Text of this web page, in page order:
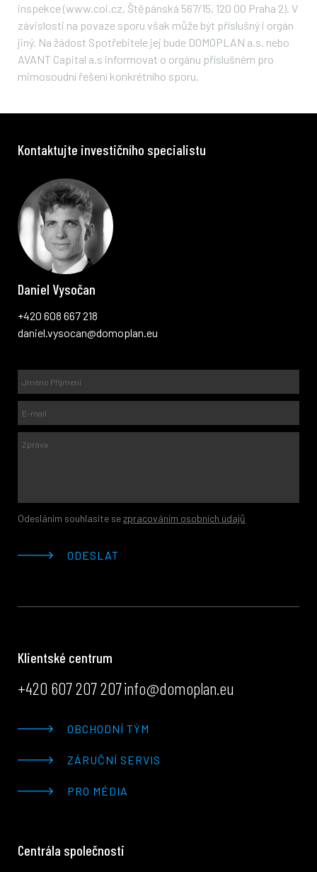
inspekce (www.coi.cz, Štěpánská 567/15, 120 00 Praha 2). V
závislosti na povaze sporu však může být příslušný i orgán
jiný. Na žádost Spotřebitele jej bude DOMOPLAN a.s. nebo
AVANT Capital a.s informovat o orgánu příslušném pro
mimosoudní řešení konkrétního sporu.
Kontaktujte investičního specialistu
Daniel Vysočan
+420 608 667 218
daniel.vysocan@domoplan.eu
Odesláním souhlasíte sezpracováním osobních údajů
ODESLAT
Klientské centrum
+420 607 207 207info@domoplan.eu
OBCHODNÍ TÝM
ZÁRUČNÍ SERVIS
PRO MÉDIA
Centrála společnosti